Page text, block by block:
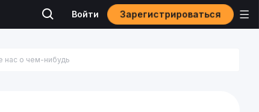
Войти Зарегистрироваться